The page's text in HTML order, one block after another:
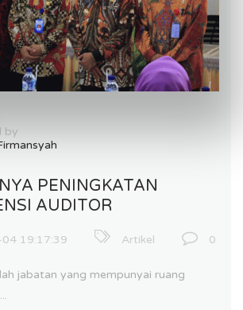
by
PENINGKATAN
AUDITOR
19:17:39 Artikel 0
jabatan yang mempunyai ruang